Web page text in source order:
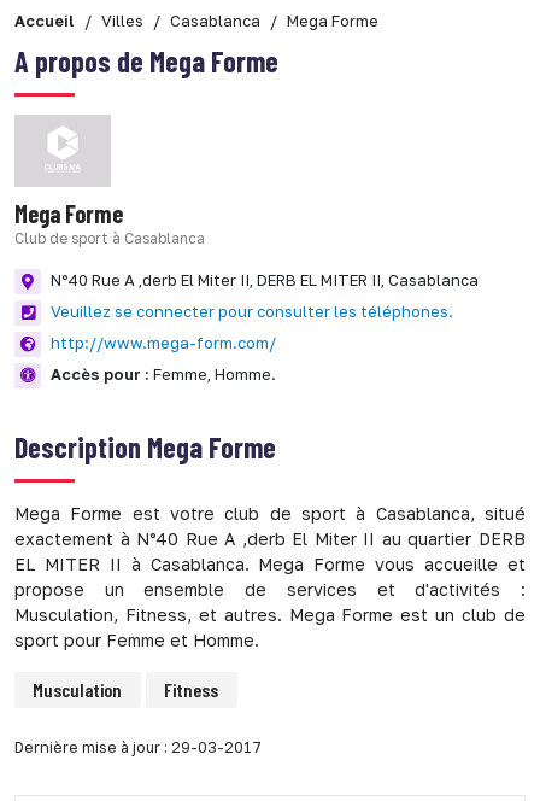
Accueil Villes Casablanca Mega Forme
A propos de Mega Forme
Mega Forme
Club de sport à Casablanca
N°40 Rue A ,derb El Miter II, DERB EL MITER II, Casablanca
Veuillez se connecter pour consulter les téléphones.
http://www.mega-form.com/
Accès pour : Femme, Homme.
Description Mega Forme
Mega Forme est votre club de sport à Casablanca, situé
exactement à N°40 Rue A ,derb El Miter II au quartier DERB
EL MITER II à Casablanca. Mega Forme vous accueille et
propose un ensemble de services et d'activités :
Musculation, Fitness, et autres. Mega Forme est un club de
sport pour Femme et Homme.
Musculation Fitness
Dernière mise à jour : 29-03-2017